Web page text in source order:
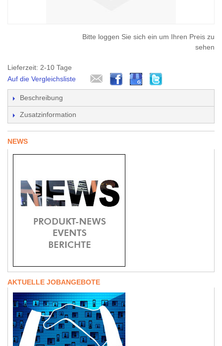
Bitte loggen Sie sich ein um Ihren Preis zu
sehen
Lieferzeit: 2-10 Tage
Auf die Vergleichsliste
Beschreibung
Zusatzinformation
NEWS
AKTUELLE JOBANGEBOTE